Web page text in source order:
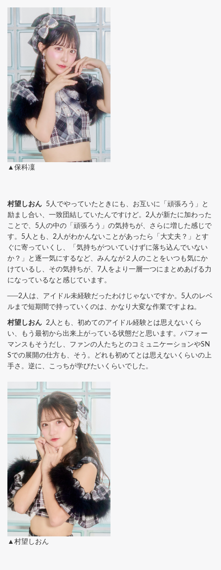
▲保科凜
村望しおん 5人でやっていたときにも、お互いに「頑張ろう」と
励まし合い、一致団結していたんですけど。2人が新たに加わった
ことで、5人の中の「頑張ろう」の気持ちが、さらに増した感じで
す。5人とも、2人がわかんないことがあったら「大丈夫？」とす
ぐに寄っていくし、「気持ちがついていけずに落ち込んでいない
か？」と逐一気にするなど、みんなが２人のことをいつも気にか
けているし、その気持ちが、7人をより一層一つにまとめあげる力
になっているなと感じています。
──2人は、アイドル未経験だったわけじゃないですか。5人のレベ
ルまで短期間で持っていくのは、かなり大変な作業ですよね。
村望しおん 2人とも、初めてのアイドル経験とは思えないくら
い、もう最初から出来上がっている状態だと思います。パフォー
マンスもそうだし、ファンの人たちとのコミュニケーションやSN
Sでの展開の仕方も、そう。どれも初めてとは思えないくらいの上
手さ。逆に、こっちが学びたいくらいでした。
▲村望しおん